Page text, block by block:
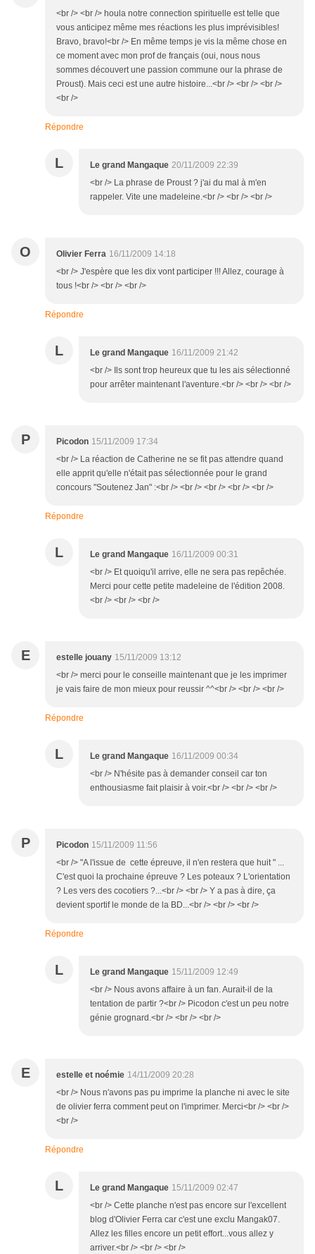
<br /> <br /> houla notre connection spirituelle est telle que
vous anticipez même mes réactions les plus imprévisibles!
Bravo, bravo!<br /> En même temps je vis la même chose en
ce moment avec mon prof de français (oui, nous nous
sommes découvert une passion commune our la phrase de
Proust). Mais ceci est une autre histoire...<br /> <br /> <br />
<br />
Répondre
L Le grand Mangaque 20/11/2009 22:39
<br /> La phrase de Proust ? j'ai du mal à m'en
rappeler. Vite une madeleine.<br /> <br /> <br />
O Olivier Ferra 16/11/2009 14:18
<br /> J'espère que les dix vont participer !!! Allez, courage à
tous !<br /> <br /> <br />
Répondre
L Le grand Mangaque 16/11/2009 21:42
<br /> Ils sont trop heureux que tu les ais sélectionné
pour arrêter maintenant l'aventure.<br /> <br /> <br />
P Picodon 15/11/2009 17:34
<br /> La réaction de Catherine ne se fit pas attendre quand
elle apprit qu'elle n'était pas sélectionnée pour le grand
concours "Soutenez Jan" :<br /> <br /> <br /> <br /> <br />
Répondre
L Le grand Mangaque 16/11/2009 00:31
<br /> Et quoiqu'il arrive, elle ne sera pas repêchée.
Merci pour cette petite madeleine de l'édition 2008.
<br /> <br /> <br />
E estelle jouany 15/11/2009 13:12
<br /> merci pour le conseille maintenant que je les imprimer
je vais faire de mon mieux pour reussir ^^<br /> <br /> <br />
Répondre
L Le grand Mangaque 16/11/2009 00:34
<br /> N'hésite pas à demander conseil car ton
enthousiasme fait plaisir à voir.<br /> <br /> <br />
P Picodon 15/11/2009 11:56
<br /> "A l'issue de cette épreuve, il n'en restera que huit " ...
C'est quoi la prochaine épreuve ? Les poteaux ? L'orientation
? Les vers des cocotiers ?...<br /> <br /> Y a pas à dire, ça
devient sportif le monde de la BD...<br /> <br /> <br />
Répondre
L Le grand Mangaque 15/11/2009 12:49
<br /> Nous avons affaire à un fan. Aurait-il de la
tentation de partir ?<br /> Picodon c'est un peu notre
génie grognard.<br /> <br /> <br />
E estelle et noémie 14/11/2009 20:28
<br /> Nous n'avons pas pu imprime la planche ni avec le site
de olivier ferra comment peut on l'imprimer. Merci<br /> <br />
<br />
Répondre
L Le grand Mangaque 15/11/2009 02:47
<br /> Cette planche n'est pas encore sur l'excellent
blog d'Olivier Ferra car c'est une exclu Mangak07.
Allez les filles encore un petit effort...vous allez y
arriver.<br /> <br /> <br />